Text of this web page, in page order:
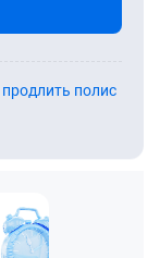
продлить полис